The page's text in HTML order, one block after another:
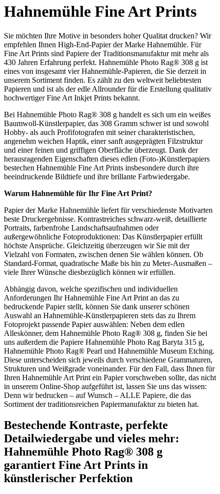
Hahnemühle Fine Art Prints
Sie möchten Ihre Motive in besonders hoher Qualitat drucken? Wir
empfehlen Ihnen High-End-Papier der Marke Hahnemühle. Für
Fine Art Prints sind Papiere der Traditionsmanufaktur mit mehr als
430 Jahren Erfahrung perfekt. Hahnemühle Photo Rag® 308 g ist
eines von insgesamt vier Hahnemühle-Papieren, die Sie derzeit in
unserem Sortiment finden. Es zählt zu den weltweit beliebtesten
Papieren und ist als der edle Allrounder für die Erstellung qualitativ
hochwertiger Fine Art Inkjet Prints bekannt.
Bei Hahnemühle Photo Rag® 308 g handelt es sich um ein weißes
Baumwoll-Künstlerpapier, das 308 Gramm schwer ist und sowohl
Hobby- als auch Profifotografen mit seiner charakteristischen,
angenehm weichen Haptik, einer sanft ausgeprägten Filzstruktur
und einer feinen und griffigen Oberfläche überzeugt. Dank der
herausragenden Eigenschaften dieses edlen (Foto-)Künstlerpapiers
bestechen Hahnemühle Fine Art Prints insbesondere durch ihre
beeindruckende Bildtiefe und ihre brillante Farbwiedergabe.
Warum Hahnemühle für Ihr Fine Art Print?
Papier der Marke Hahnemühle liefert für verschiedenste Motivarten
beste Druckergebnisse. Kontrastreiches schwarz-weiß, detaillierte
Portraits, farbenfrohe Landschaftsaufnahmen oder
außergewöhnliche Fotoproduktionen: Das Künstlerpapier erfüllt
höchste Ansprüche. Gleichzeitig überzeugen wir Sie mit der
Vielzahl von Formaten, zwischen denen Sie wählen können. Ob
Standard-Format, quadratische Maße bis hin zu Meter-Ausmaßen –
viele Ihrer Wünsche diesbezüglich können wir erfüllen.
Abhängig davon, welche spezifischen und individuellen
Anforderungen Ihr Hahnemühle Fine Art Print an das zu
bedruckende Papier stellt, können Sie dank unserer schönen
Auswahl an Hahnemühle-Künstlerpapieren stets das zu Ihrem
Fotoprojekt passende Papier auswählen: Neben dem edlen
Alleskönner, dem Hahnemühle Photo Rag® 308 g, finden Sie bei
uns außerdem die Papiere Hahnemühle Photo Rag Baryta 315 g,
Hahnemühle Photo Rag® Pearl und Hahnemühle Museum Etching.
Diese unterscheiden sich jeweils durch verschiedene Grammaturen,
Strukturen und Weißgrade voneinander. Für den Fall, dass Ihnen für
Ihren Hahnemühle Art Print ein Papier vorschweben sollte, das nicht
in unserem Online-Shop aufgeführt ist, lassen Sie uns das wissen:
Denn wir bedrucken – auf Wunsch – ALLE Papiere, die das
Sortiment der traditionsreichen Papiermanufaktur zu bieten hat.
Bestechende Kontraste, perfekte
Detailwiedergabe und vieles mehr:
Hahnemühle Photo Rag® 308 g
garantiert Fine Art Prints in
künstlerischer Perfektion